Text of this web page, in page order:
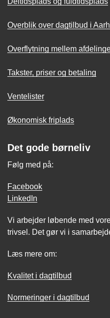
Overblik over dagtilbud i
Overflytning mellem
Takster, priser og betaling
Ventelister
Økonomisk friplads
Det gode børneliv
Følg med på:
Facebook
LinkedIn
Vi arbejder løbende med
trivsel. Det gør vi i
Læs mere om:
Kvalitet i dagtilbud
Normeringer i dagtilbud